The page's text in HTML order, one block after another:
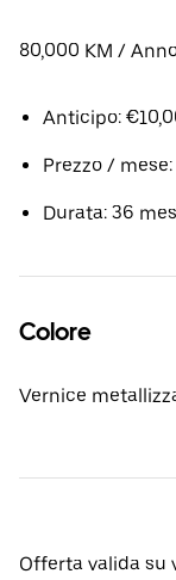
80,000 KM /
Anticipo:
Prezzo / mese:
Durata: 36
Colore
Vernice
Offerta valida su